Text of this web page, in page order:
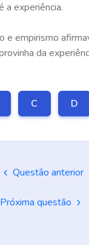
a experiência.
e empirismo
da
C D
Questão anterior
Próxima questão